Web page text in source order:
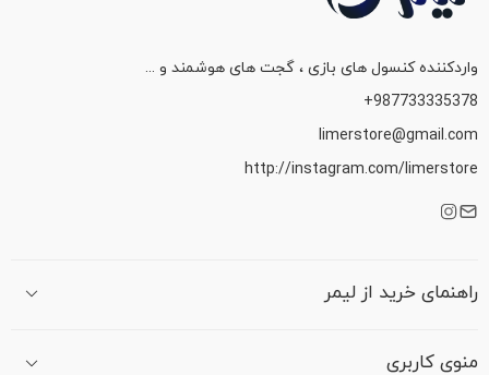
واردکننده کنسول های بازی ، گجت های هوشمند و ...
987733335378+
limerstore@gmail.com
http://instagram.com/limerstore
راهنمای خرید از لیمر
منوی کاربری